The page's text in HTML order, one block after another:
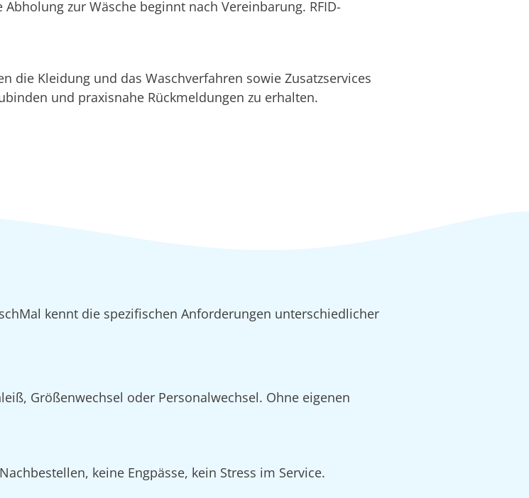
zur Wäsche beginnt nach Vereinbarung. RFID-
die Kleidung und das Waschverfahren sowie Zusatzservices
und praxisnahe Rückmeldungen zu erhalten.
kennt die spezifischen Anforderungen unterschiedlicher
Größenwechsel oder Personalwechsel. Ohne eigenen
keine Engpässe, kein Stress im Service.